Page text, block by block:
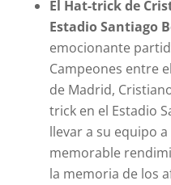
El Hat-trick de
Estadio Santiago
emocionante
Campeones entre
de Madrid,
trick en el Estadio
llevar a su equipo
memorable
la memoria de los